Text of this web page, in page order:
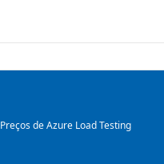
Preços de Azure Load Testing